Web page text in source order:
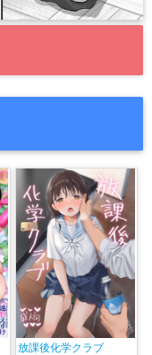
放課後化学クラブ